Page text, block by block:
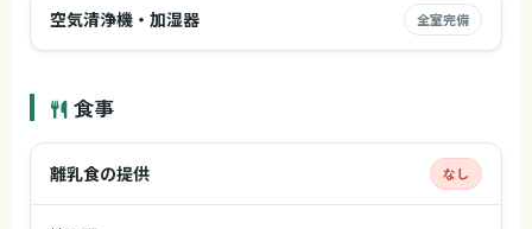
空気清浄機・加湿器 全室完備
食事
離乳食の提供 なし